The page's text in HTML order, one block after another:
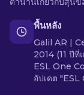
พื้นหลัง
Galil AR |
2014 (11 ปี
ESL One
อัปเดต